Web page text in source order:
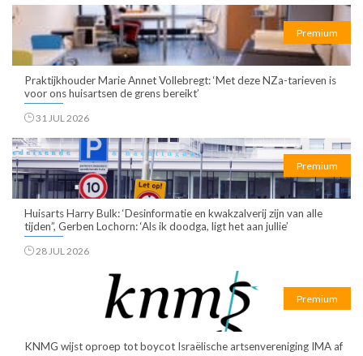
Premium
Praktijkhouder Marie Annet Vollebregt: ‘Met deze NZa-tarieven is
voor ons huisartsen de grens bereikt’
31 JUL 2026
Premium
Huisarts Harry Bulk: ‘Desinformatie en kwakzalverij zijn van alle
tijden”, Gerben Lochorn: ‘Als ik doodga, ligt het aan jullie’
28 JUL 2026
Premium
KNMG wijst oproep tot boycot Israëlische artsenvereniging IMA af